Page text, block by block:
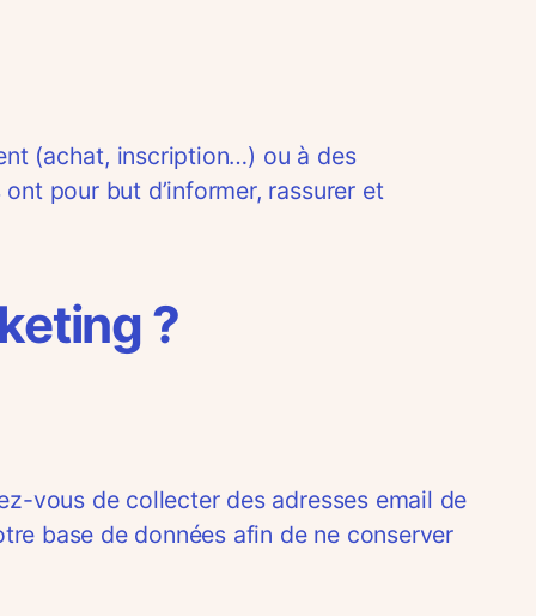
(achat, inscription…) ou à des
pour but d’informer, rassurer et
?
vous de collecter des adresses email de
base de données afin de ne conserver